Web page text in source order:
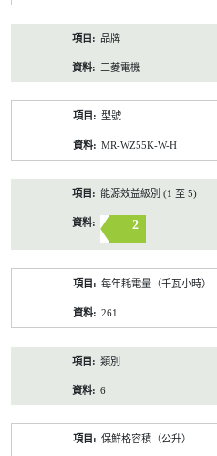
品牌
三菱電機
型號
MR-WZ55K-W-H
能源效益級別 (1 至 5)
2
每年耗電量（千瓦小時）
261
類別
6
保鮮格容積（公升）